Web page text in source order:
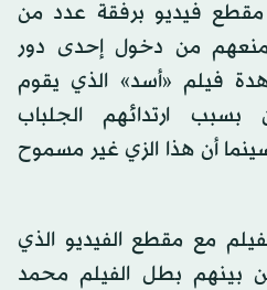
فيديو برفقة عدد من
من دخول إحدى دور
فيلم «أسد» الذي يقوم
ارتدائهم الجلباب
أن هذا الزي غير مسموح
مع مقطع الفيديو الذي
بينهم بطل الفيلم محمد